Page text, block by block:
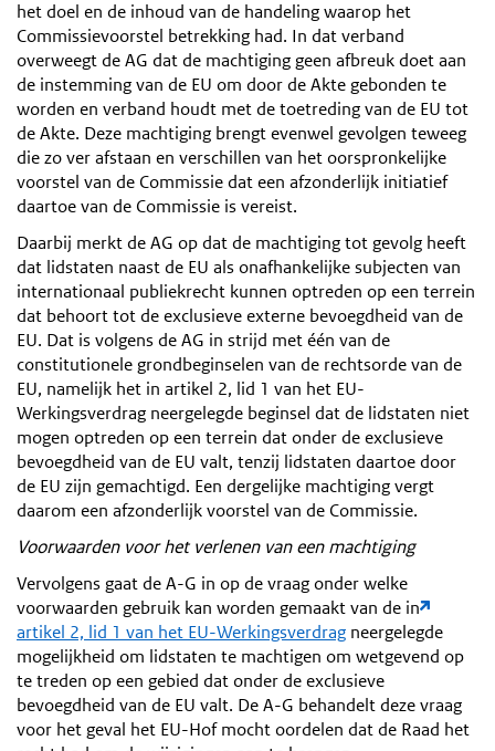
het doel en de inhoud van de handeling waarop het
Commissievoorstel betrekking had. In dat verband
overweegt de AG dat de machtiging geen afbreuk doet aan
de instemming van de EU om door de Akte gebonden te
worden en verband houdt met de toetreding van de EU tot
de Akte. Deze machtiging brengt evenwel gevolgen teweeg
die zo ver afstaan en verschillen van het oorspronkelijke
voorstel van de Commissie dat een afzonderlijk initiatief
daartoe van de Commissie is vereist.
Daarbij merkt de AG op dat de machtiging tot gevolg heeft
dat lidstaten naast de EU als onafhankelijke subjecten van
internationaal publiekrecht kunnen optreden op een terrein
dat behoort tot de exclusieve externe bevoegdheid van de
EU. Dat is volgens de AG in strijd met één van de
constitutionele grondbeginselen van de rechtsorde van de
EU, namelijk het in artikel 2, lid 1 van het EU-
Werkingsverdrag neergelegde beginsel dat de lidstaten niet
mogen optreden op een terrein dat onder de exclusieve
bevoegdheid van de EU valt, tenzij lidstaten daartoe door
de EU zijn gemachtigd. Een dergelijke machtiging vergt
daarom een afzonderlijk voorstel van de Commissie.
Voorwaarden voor het verlenen van een machtiging
Vervolgens gaat de A-G in op de vraag onder welke
voorwaarden gebruik kan worden gemaakt van de in
artikel 2, lid 1 van het EU-Werkingsverdrag neergelegde
mogelijkheid om lidstaten te machtigen om wetgevend op
te treden op een gebied dat onder de exclusieve
bevoegdheid van de EU valt. De A-G behandelt deze vraag
voor het geval het EU-Hof mocht oordelen dat de Raad het